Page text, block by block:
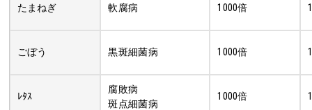
たまねぎ 軟腐病 1000倍
ごぼう 黒斑細菌病 1000倍
ﾚﾀｽ
腐敗病
斑点細菌病
1000倍